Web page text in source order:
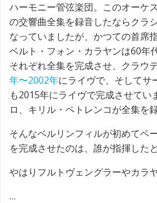
ハーモニー管弦楽団。このオーケ
の交響曲全集を録音したならクラ
なっていましたが、かつての首席
ベルト・フォン・カラヤンは60年代
それぞれ全集を完成させ、クラウ
年〜2002年にライヴで、そしてサ
も2015年にライヴで完成させてい
ロ、キリル・ペトレンコが全集を
そんなベルリンフィルが初めてベ
を完成させたのは、誰が指揮した
やはりフルトヴェングラーやカラ
…